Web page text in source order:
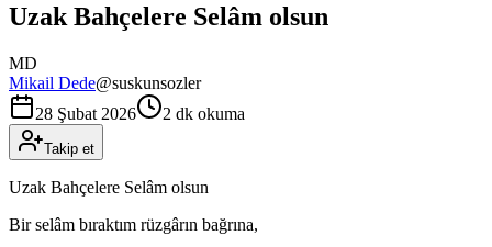
Uzak Bahçelere Selâm olsun
MD
Mikail Dede@suskunsozler
28 Şubat 2026
2 dk okuma
Takip et
Uzak Bahçelere Selâm olsun
Bir selâm bıraktım rüzgârın bağrına,